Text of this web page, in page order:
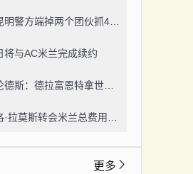
将与AC米兰完成续约
更多